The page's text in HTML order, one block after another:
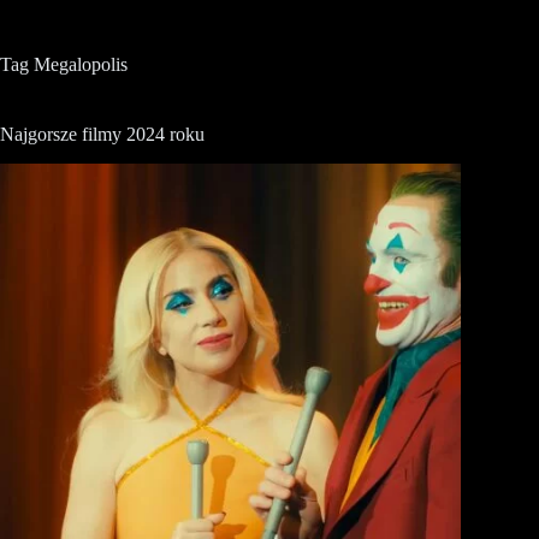
Tag Megalopolis
Najgorsze filmy 2024 roku